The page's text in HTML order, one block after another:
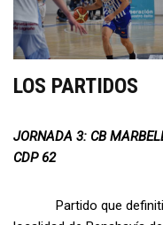
LOS PARTIDOS
JORNADA 3: CB
CDP 62
Partido que